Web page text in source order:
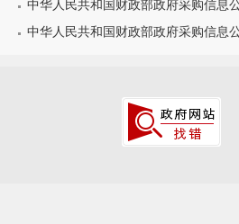
中华人民共和国财政部政府采购信息
中华人民共和国财政部政府采购信息